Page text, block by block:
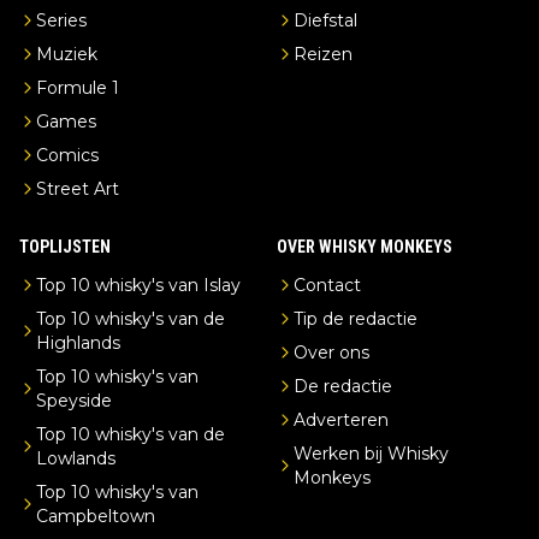
Series
Muziek
Formule 1
Games
Comics
Street Art
Diefstal
Reizen
TOPLIJSTEN
Top 10 whisky's van Islay
Top 10 whisky's van de
Highlands
Top 10 whisky's van
Speyside
Top 10 whisky's van de
Lowlands
Top 10 whisky's van
Campbeltown
OVER WHISKY MONKEYS
Contact
Tip de redactie
Over ons
De redactie
Adverteren
Werken bij Whisky
Monkeys